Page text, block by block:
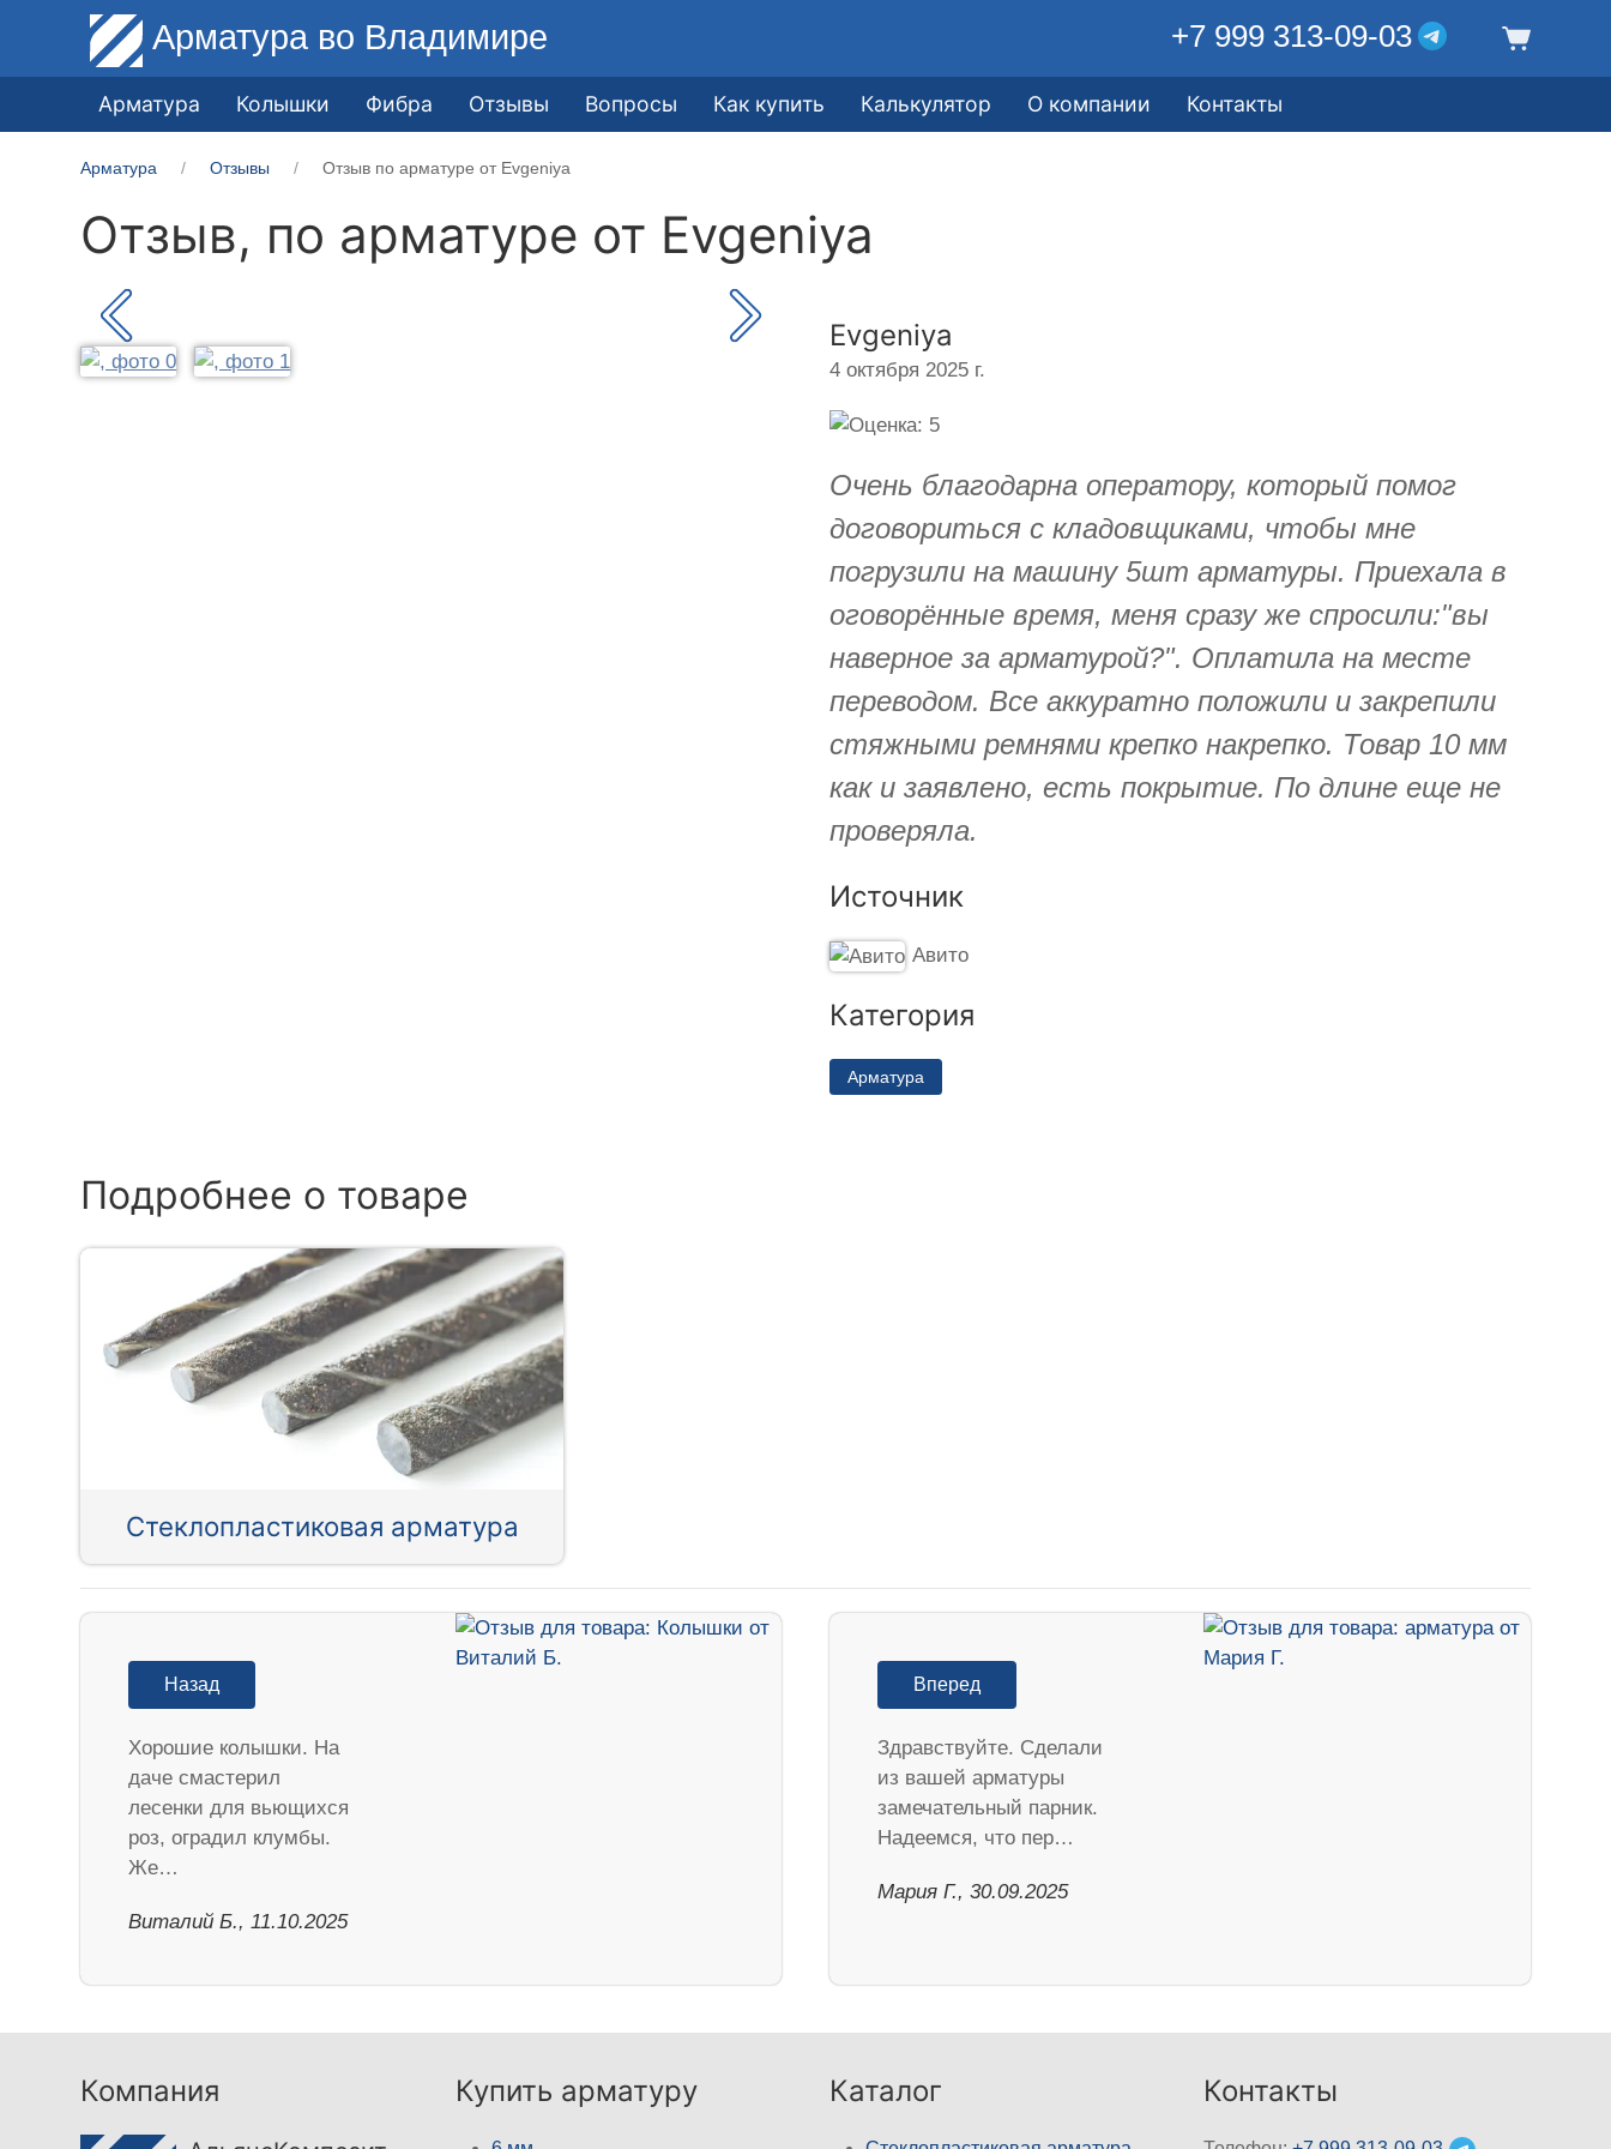
Арматура во Владимире +7 999 313-09-03
Арматура Колышки Фибра Отзывы Вопросы Как купить Калькулятор О компании Контакты
Арматура Отзывы Отзыв по арматуре от Evgeniya
Отзыв, по арматуре от Evgeniya
Evgeniya
4 октября 2025 г.
Очень благодарна оператору, который помог
договориться с кладовщиками, чтобы мне
погрузили на машину 5шт арматуры. Приехала в
оговорённые время, меня сразу же спросили:"вы
наверное за арматурой?". Оплатила на месте
переводом. Все аккуратно положили и закрепили
стяжными ремнями крепко накрепко. Товар 10 мм
как и заявлено, есть покрытие. По длине еще не
проверяла.
Источник
Авито
Категория
Арматура
Подробнее о товаре
Стеклопластиковая арматура
Назад
Хорошие колышки. На
даче смастерил
лесенки для вьющихся
роз, оградил клумбы.
Же…
Виталий Б., 11.10.2025
Вперед
Здравствуйте. Сделали
из вашей арматуры
замечательный парник.
Надеемся, что пер…
Мария Г., 30.09.2025
Компания Купить арматуру Каталог Контакты